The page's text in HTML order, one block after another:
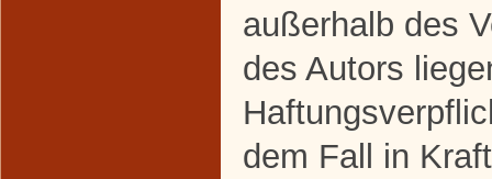
außerhalb des
des Autors
dem Fall in